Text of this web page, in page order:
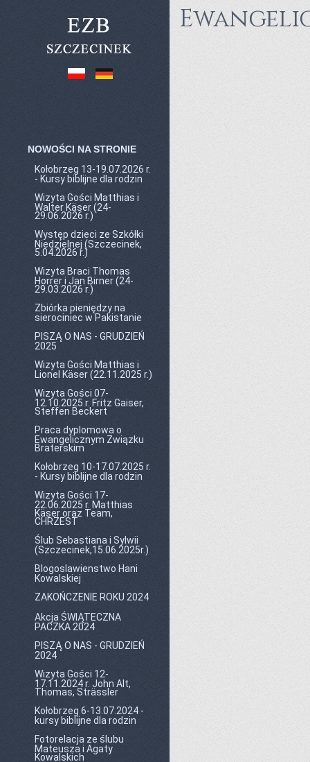
NOWOŚCI NA STRONIE
Kołobrzeg 13-19.07.2026 r.
- Kursy biblijne dla rodzin
Wizyta Gości Matthias i
Walter Käser (24-
29.06.2026 r.)
Występ dzieci ze Szkółki
Niedzielnej (Szczecinek,
5.04.2026 r.)
Wizyta Braci Thomas
Horrer i Jan Birner (24-
29.03.2026 r.)
Zbiórka pieniędzy na
sierociniec w Pakistanie
PISZĄ O NAS - GRUDZIEŃ
2025
Wizyta Gości Matthias i
Lionel Käser (22.11.2025 r.)
Wizyta Gości 07-
12.10.2025 r. Fritz Gaiser,
Steffen Beckert
Praca dyplomowa o
Ewangelicznym Związku
Braterskim
Kołobrzeg 10-17.07.2025 r.
- Kursy biblijne dla rodzin
Wizyta Gości 17-
22.06.2025 r. Matthias
Käser oraz Team,
CHRZEST
Ślub Sebastiana i Sylwii
(Szczecinek,15.06.2025r.)
Blogoslawienstwo Hani
Kowalskiej
ZAKOŃCZENIE ROKU 2024
Akcja ŚWIĄTECZNA
PACZKA 2024
PISZĄ O NAS - GRUDZIEŃ
2024
Wizyta Gości 12-
17.11.2024 r. John Alt,
Thomas, Strässler
Kołobrzeg 6-13.07.2024 -
kursy biblijne dla rodzin
Fotorelacja ze ślubu
Mateusza i Agaty
Kowalskich